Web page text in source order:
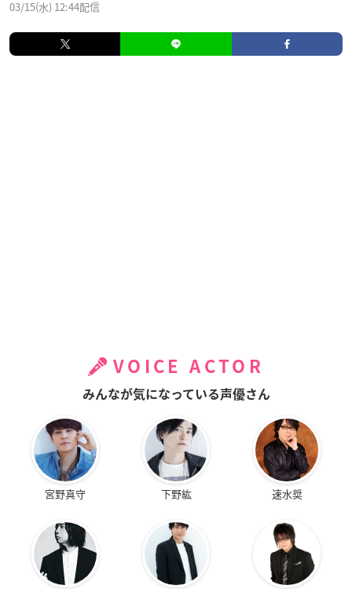
03/15(水) 12:44配信
VOICE ACTOR
みんなが気になっている声優さん
宮野真守 下野紘 速水奨